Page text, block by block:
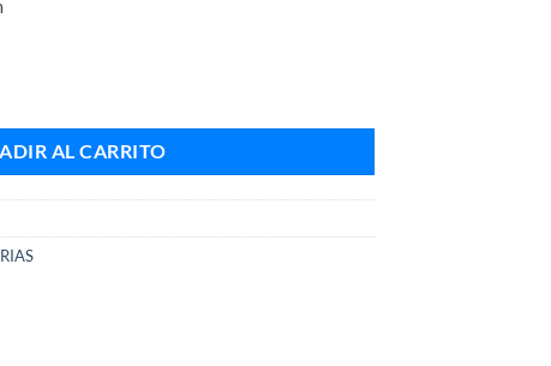
AL CARRITO